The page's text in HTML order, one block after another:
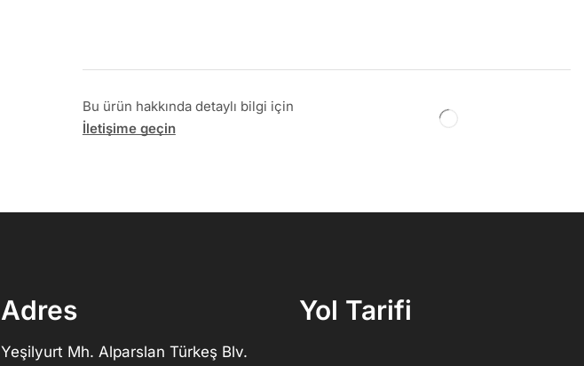
Bu ürün hakkında detaylı bilgi için
İletişime geçin
Adres
Yeşilyurt Mh. Alparslan Türkeş Blv.
Yol Tarifi